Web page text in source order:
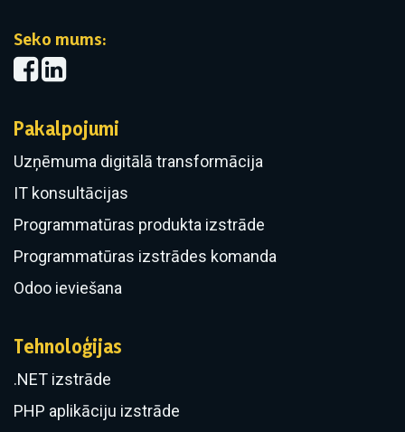
Seko mums:
Pakalpojumi
Uzņēmuma digitālā transformācija
IT konsultācijas
Programmatūras produkta izstrāde
Programmatūras izstrādes komanda
Odoo ieviešana
Tehnoloģijas
.NET izstrāde
PHP aplikāciju izstrāde